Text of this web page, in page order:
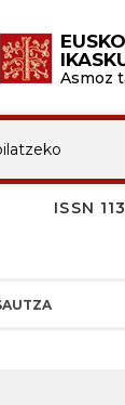
EUSKO
Asmoz
ISSN